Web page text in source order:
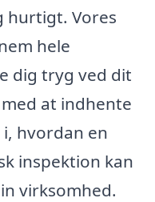
hurtigt. Vores
hele
dig tryg ved dit
at indhente
hvordan en
inspektion kan
virksomhed.